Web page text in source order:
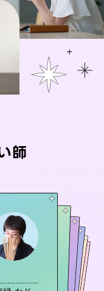
師
ィング
ラクル
タロット